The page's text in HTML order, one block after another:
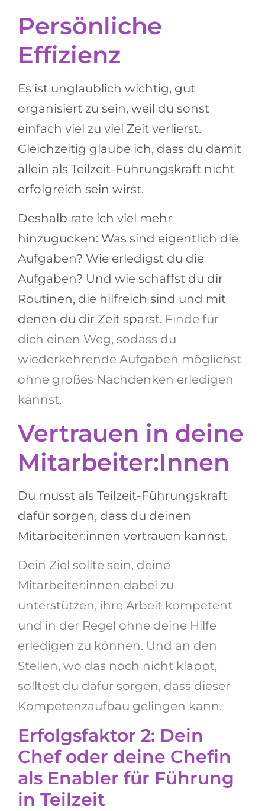
Persönliche
Effizienz
Es ist unglaublich wichtig, gut
organisiert zu sein, weil du sonst
einfach viel zu viel Zeit verlierst.
Gleichzeitig glaube ich, dass du damit
allein als Teilzeit-Führungskraft nicht
erfolgreich sein wirst.
Deshalb rate ich viel mehr
hinzugucken: Was sind eigentlich die
Aufgaben? Wie erledigst du die
Aufgaben? Und wie schaffst du dir
Routinen, die hilfreich sind und mit
denen du dir Zeit sparst. Finde für
dich einen Weg, sodass du
wiederkehrende Aufgaben möglichst
ohne großes Nachdenken erledigen
kannst.
Vertrauen in deine
Mitarbeiter:Innen
Du musst als Teilzeit-Führungskraft
dafür sorgen, dass du deinen
Mitarbeiter:innen vertrauen kannst.
Dein Ziel sollte sein, deine
Mitarbeiter:innen dabei zu
unterstützen, ihre Arbeit kompetent
und in der Regel ohne deine Hilfe
erledigen zu können. Und an den
Stellen, wo das noch nicht klappt,
solltest du dafür sorgen, dass dieser
Kompetenzaufbau gelingen kann.
Erfolgsfaktor 2: Dein
Chef oder deine Chefin
als Enabler für Führung
in Teilzeit